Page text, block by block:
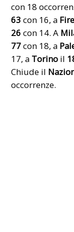
con 18
63con 16, a
26con 14. A
77con 18, a
17, a Torino il
Chiude il
occorrenze.